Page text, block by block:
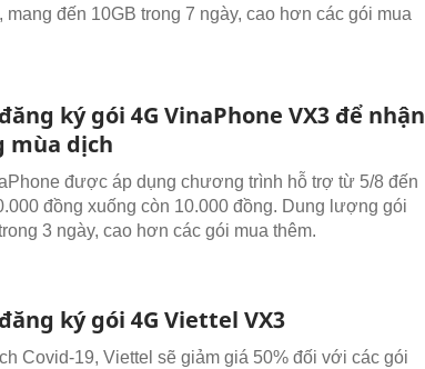
mang đến 10GB trong 7 ngày, cao hơn các gói mua
ký gói 4G VinaPhone VX3 để nhận
mùa dịch
được áp dụng chương trình hỗ trợ từ 5/8 đến
đồng xuống còn 10.000 đồng. Dung lượng gói
3 ngày, cao hơn các gói mua thêm.
ký gói 4G Viettel VX3
Covid-19, Viettel sẽ giảm giá 50% đối với các gói